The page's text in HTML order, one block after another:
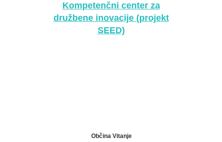
Kompetenčni center za
družbene inovacije (projekt
SEED)
Občina Vitanje